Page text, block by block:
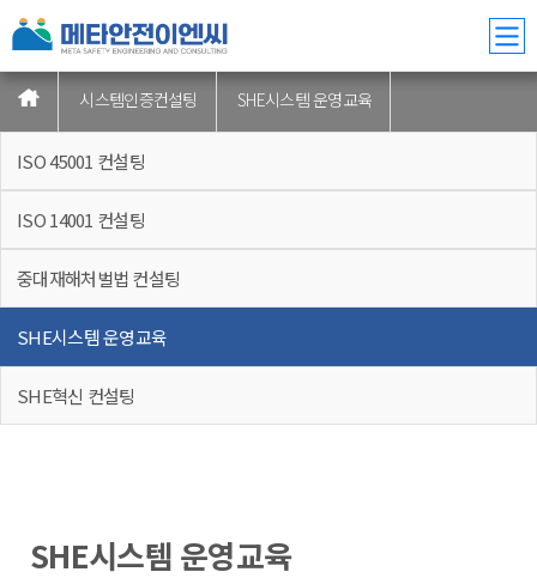
ISO 45001 컨설팅
ISO 14001 컨설팅
중대재해처벌법 컨설팅
SHE시스템 운영교육
SHE혁신 컨설팅
시스템인증컨설팅 SHE시스템 운영교육
SHE시스템 운영교육